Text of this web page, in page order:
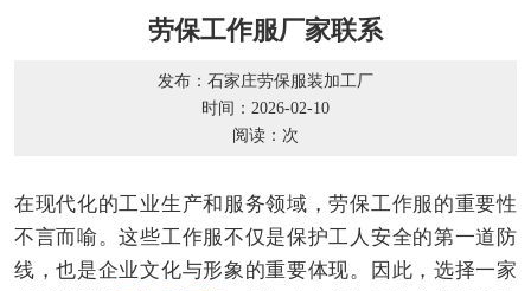
劳保工作服厂家联系
发布：石家庄劳保服装加工厂
时间：2026-02-10
阅读： 次
在现代化的工业生产和服务领域，劳保工作服的重要性
不言而喻。这些工作服不仅是保护工人安全的第一道防
线，也是企业文化与形象的重要体现。因此，选择一家